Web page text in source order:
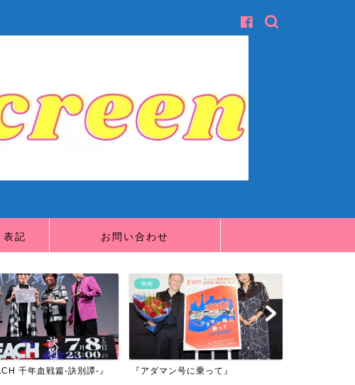
記 お問い合わせ
千年血戦篇-訣別譚-』
映画
『アダマン号に乗って』